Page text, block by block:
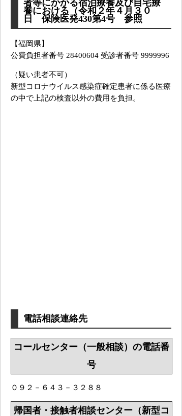
者等にかかる宿泊療養及び自宅療
養における（令和２年４月３０
日 保険医発430第4号 参照
【福岡県】
公費負担者番号 28400604 受診者番号 9999996
（疑い患者不可）
新型コロナウイルス感染症確定患者に係る医療
の中で上記の検査以外の費用を負担。
電話相談連絡先
コールセンター（一般相談）の電話番
号
０９２－６４３－３２８８
帰国者・接触者相談センター（新型コ